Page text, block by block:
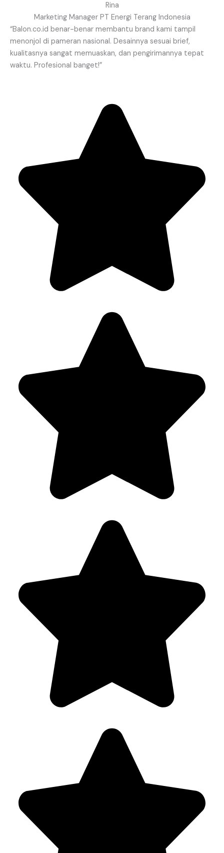
Rina
Marketing Manager PT Energi Terang Indonesia
“Balon.co.id benar-benar membantu brand kami tampil
menonjol di pameran nasional. Desainnya sesuai brief,
kualitasnya sangat memuaskan, dan pengirimannya tepat
waktu. Profesional banget!”